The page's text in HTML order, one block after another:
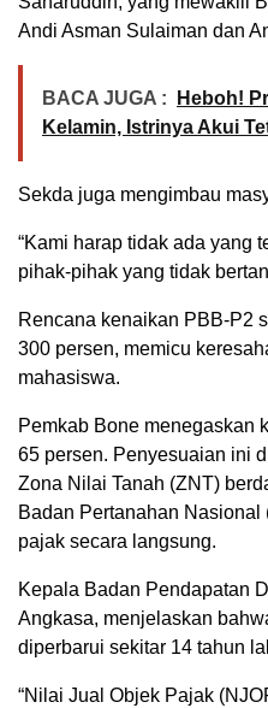
Andi Asman Sulaiman dan
BACA JUGA :
Heboh!
Kelamin, Istrinya Akui
Sekda juga mengimbau
“Kami harap tidak ada yang
pihak-pihak yang tidak
Rencana kenaikan PBB-P2
300 persen, memicu
mahasiswa.
Pemkab Bone menegaskan
65 persen. Penyesuaian ini
Zona Nilai Tanah (ZNT)
Badan Pertanahan
pajak secara langsung.
Kepala Badan Pendapatan
Angkasa, menjelaskan
diperbarui sekitar 14 tahun
“Nilai Jual Objek Pajak